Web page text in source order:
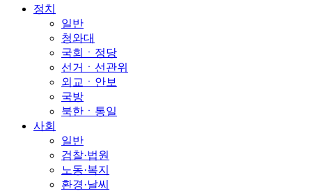
정치
일반
청와대
국회ㆍ정당
선거ㆍ선관위
외교ㆍ안보
국방
북한ㆍ통일
사회
일반
검찰·법원
노동·복지
환경·날씨